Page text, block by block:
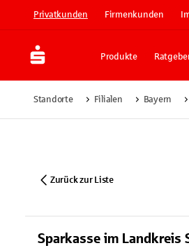
Privatkunden Firmenkunden
Produkte
Standorte Filialen Bayern
Zurück zur Liste
Sparkasse im Landkreis